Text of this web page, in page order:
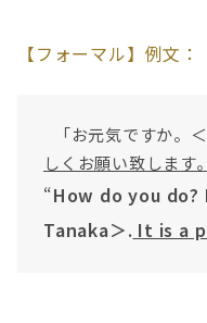
【フォーマル】例文：
「お元気ですか。
しくお願い致します。
“How do you do?
Tanaka＞. It is a